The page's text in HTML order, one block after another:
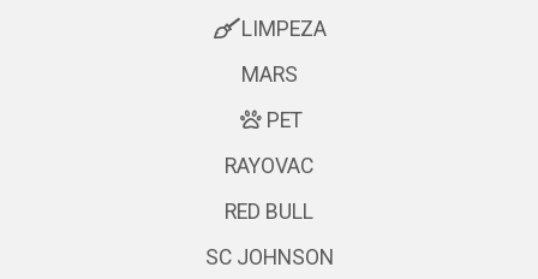
LIMPEZA
MARS
PET
RAYOVAC
RED BULL
SC JOHNSON